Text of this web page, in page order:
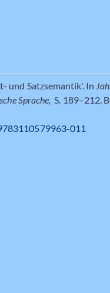
und Satzsemantik'. In
Sprache, S. 189–212.
011